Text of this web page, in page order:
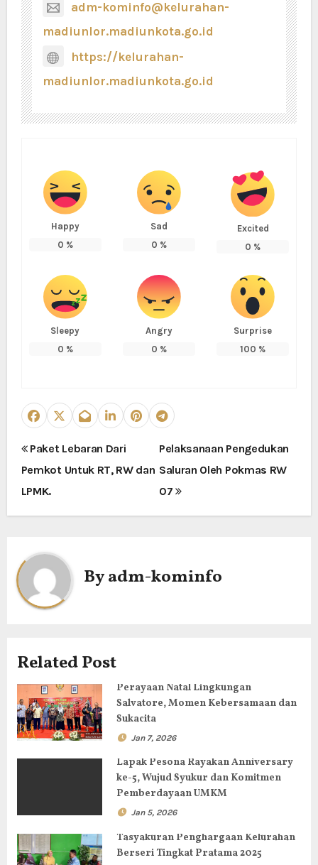
adm-kominfo@kelurahan-
madiunlor.madiunkota.go.id
https://kelurahan-
madiunlor.madiunkota.go.id
Happy
0 %
Sad
0 %
Excited
0 %
Sleepy
0 %
Angry
0 %
Surprise
100 %
N
a
v
g
a
i
p
o
s
Paket Lebaran Dari
Pemkot Untuk RT, RW dan
LPMK.
Pelaksanaan Pengedukan
Saluran Oleh Pokmas RW
07
Byadm-kominfo
Related Post
Perayaan Natal Lingkungan
Salvatore, Momen Kebersamaan dan
Sukacita
Jan 7, 2026
Lapak Pesona Rayakan Anniversary
ke-5, Wujud Syukur dan Komitmen
Pemberdayaan UMKM
Jan 5, 2026
Tasyakuran Penghargaan Kelurahan
Berseri Tingkat Pratama 2025